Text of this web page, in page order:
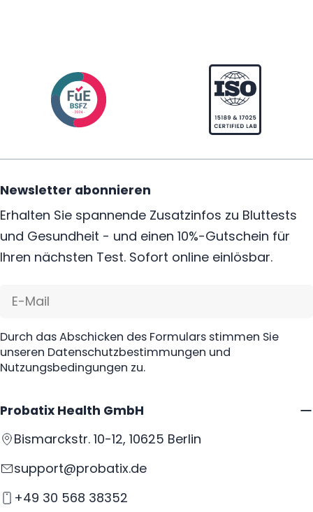
Probatix Health GmbH
Bismarckstr. 10-12, 10625 Berlin
support@probatix.de
+49 30 568 38352
Newsletter abonnieren
Erhalten Sie spannende Zusatzinfos zu Bluttests
und Gesundheit - und einen 10%-Gutschein für
Ihren nächsten Test. Sofort online einlösbar.
Durch das Abschicken des Formulars stimmen Sie
unseren Datenschutzbestimmungen und
Nutzungsbedingungen zu.